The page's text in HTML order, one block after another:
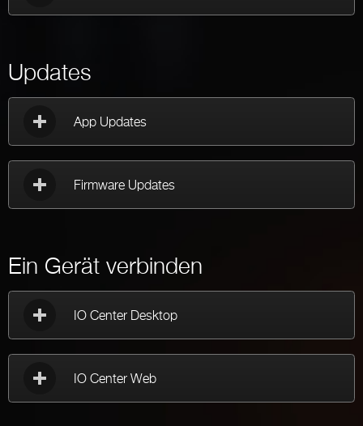
Updates
App Updates
Firmware Updates
Ein Gerät verbinden
IO Center Desktop
IO Center Web